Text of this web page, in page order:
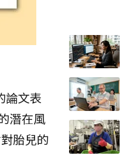
論文表
潛在風
胎兒的